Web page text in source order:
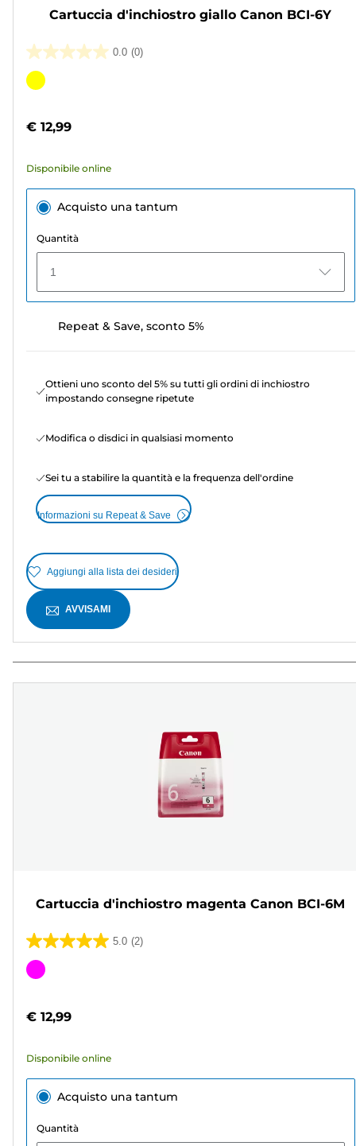
Cartuccia d'inchiostro giallo Canon BCI-6Y
0.0 (0)
0.0
su
Cartuccia
colori
€ 12,99
Disponibile online
Acquisto una tantum
Quantità
1
Repeat & Save, sconto 5%
Ottieni uno sconto del 5% su tutti gli ordini di inchiostro
impostando consegne ripetute
Modifica o disdici in qualsiasi momento
Sei tu a stabilire la quantità e la frequenza dell'ordine
Informazioni su Repeat & Save
Aggiungi alla lista dei desideri
AVVISAMI
Cartuccia d'inchiostro magenta Canon BCI-6M
5.0 (2)
5.0
su
2
Cartuccia
€ 12,99
Disponibile online
Acquisto una tantum
Quantità